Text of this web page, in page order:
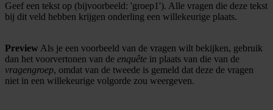
Geef een tekst op (bijvoorbeeld: 'groep1'). Alle vragen die deze tekst
bij dit veld hebben krijgen onderling een willekeurige plaats.
Preview Als je een voorbeeld van de vragen wilt bekijken, gebruik
dan het voorvertonen van de enquête in plaats van die van de
vragengroep, omdat van de tweede is gemeld dat deze de vragen
niet in een willekeurige volgorde zou weergeven.